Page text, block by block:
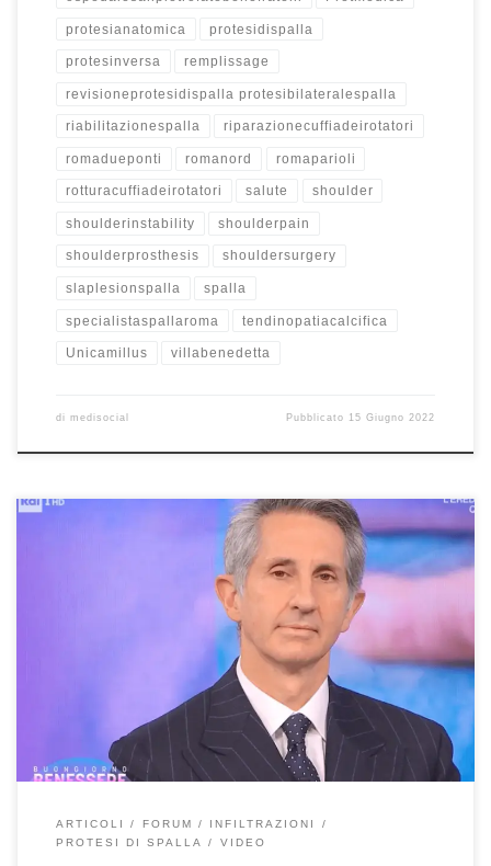
protesianatomica protesidispalla
protesinversa remplissage
revisioneprotesidispalla protesibilateralespalla
riabilitazionespalla riparazionecuffiadeirotatori
romadueponti romanord romaparioli
rotturacuffiadeirotatori salute shoulder
shoulderinstability shoulderpain
shoulderprosthesis shouldersurgery
slaplesionspalla spalla
specialistaspallaroma tendinopatiacalcifica
Unicamillus villabenedetta
di medisocial Pubblicato 15 Giugno 2022
Terapie conservative e tecniche innovative nella chirurgia
ortopedica Prof. Francesco Franceschi ortopedico e chirurgo della
spalla a Roma – Responsabile di Ortopedia all’Ospedale San
Pietro Fatebenefratelli e Professore all’Unicamillus di Roma–
Intervista a “Buongiorno Benessere” su Rai1 del 2/4/2022. Se
avete perso l’intervista o volete rivederla, potete guardarla qui.
ARTICOLI FORUM
INFILTRAZIONI
PROTESI DI SPALLA
VIDEO